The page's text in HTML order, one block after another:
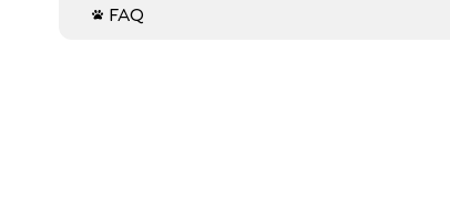
 FAQ